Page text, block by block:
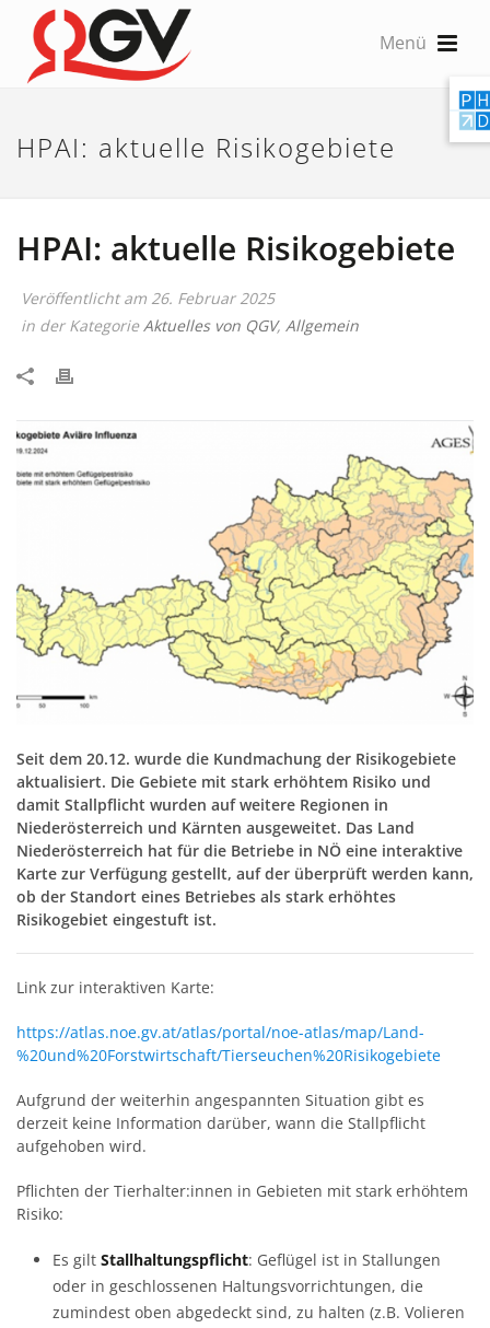
HPAI: aktuelle Risikogebiete
HPAI: aktuelle Risikogebiete
Veröffentlicht am 26. Februar 2025
in der KategorieAktuelles von QGV, Allgemein
Seit dem 20.12. wurde die Kundmachung der Risikogebiete
aktualisiert. Die Gebiete mit stark erhöhtem Risiko und
damit Stallpflicht wurden auf weitere Regionen in
Niederösterreich und Kärnten ausgeweitet. Das Land
Niederösterreich hat für die Betriebe in NÖ eine interaktive
Karte zur Verfügung gestellt, auf der überprüft werden kann,
ob der Standort eines Betriebes als stark erhöhtes
Risikogebiet eingestuft ist.
Link zur interaktiven Karte:
https://atlas.noe.gv.at/atlas/portal/noe-atlas/map/Land-
%20und%20Forstwirtschaft/Tierseuchen%20Risikogebiete
Aufgrund der weiterhin angespannten Situation gibt es
derzeit keine Information darüber, wann die Stallpflicht
aufgehoben wird.
Pflichten der Tierhalter:innen in Gebieten mit stark erhöhtem
Risiko:
Es gilt Stallhaltungspflicht: Geflügel ist in Stallungen
oder in geschlossenen Haltungsvorrichtungen, die
zumindest oben abgedeckt sind, zu halten (z.B. Volieren